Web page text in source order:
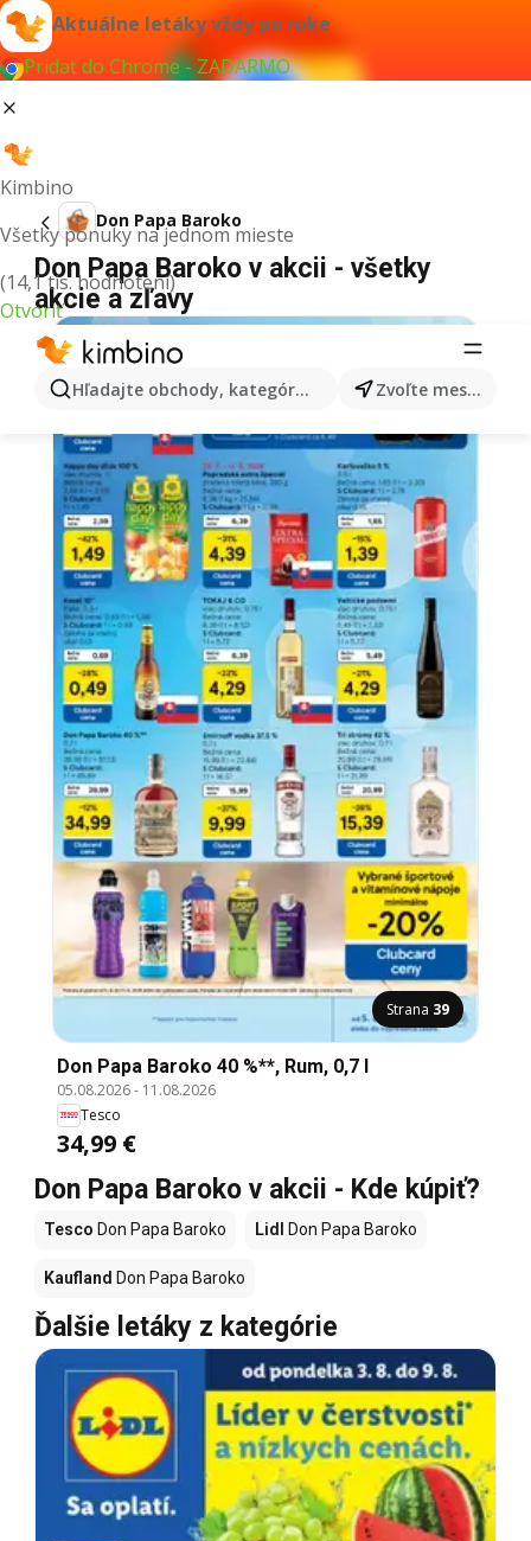
Aktuálne letáky vždy po ruke
Pridať do Chrome - ZADARMO
Kimbino
Všetky ponuky na jednom mieste
(14,1 tis. hodnotení)
Otvoriť
Hľadajte obchody, kategórie, produkty... Zvoľte mesto
Don Papa Baroko
Don Papa Baroko v akcii - všetky
akcie a zľavy
Strana 39
Don Papa Baroko 40 %**, Rum, 0,7 l
05.08.2026- 11.08.2026
Tesco
34,99 €
Don Papa Baroko v akcii - Kde kúpiť?
Tesco Don Papa Baroko Lidl Don Papa Baroko
Kaufland Don Papa Baroko
Ďalšie letáky z kategórie